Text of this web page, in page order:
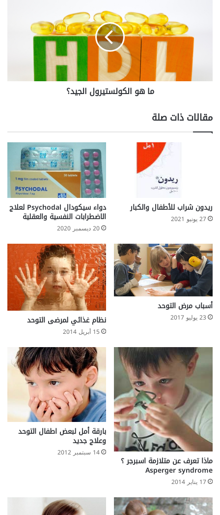
ما هو الكولستيرول الجيد؟
مقالات ذات صلة
ريدون شراب للأطفال والكبار
27 يونيو 2021
دواء سيكودال Psychodal لعلاج
الاضطرابات النفسية والعقلية
20 ديسمبر 2020
أسباب مرض التوحد
23 يوليو 2017 نظام غذائي لمرضى التوحد
15 أبريل 2014
ماذا تعرف عن متلازمة اسبرجر ؟
Asperger syndrome
17 يناير 2014
بارقة أمل لبعض اطفال التوحد
وعلاج جديد
14 سبتمبر 2012